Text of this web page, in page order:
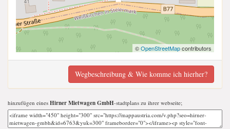
©OpenStreetMapcontributors
Wegbeschreibung & Wie komme ich hierher?
hinzufügen eines Hirner Mietwagen GmbH-stadtplans zu ihrer webseite;